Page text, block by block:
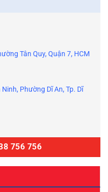
Tân Quy, Quận 7, HCM
Phường Dĩ An, Tp. Dĩ
756 756